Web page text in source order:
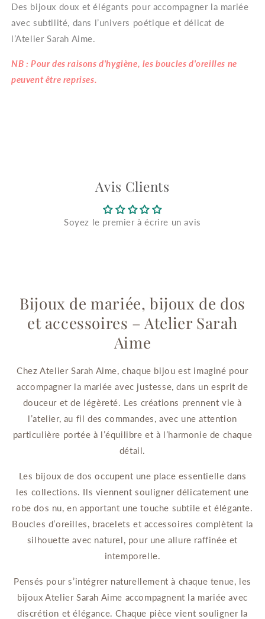
Des bijoux doux et élégants pour accompagner la mariée
avec subtilité, dans l’univers poétique et délicat de
l’Atelier Sarah Aime.
NB : Pour des raisons d'hygiène, les boucles d'oreilles ne
peuvent être reprises.
Avis Clients
Soyez le premier à écrire un avis
Bijoux de mariée, bijoux de dos
et accessoires – Atelier Sarah
Aime
Chez Atelier Sarah Aime, chaque bijou est imaginé pour
accompagner la mariée avec justesse, dans un esprit de
douceur et de légèreté. Les créations prennent vie à
l’atelier, au fil des commandes, avec une attention
particulière portée à l’équilibre et à l’harmonie de chaque
détail.
Les bijoux de dos occupent une place essentielle dans
les collections. Ils viennent souligner délicatement une
robe dos nu, en apportant une touche subtile et élégante.
Boucles d’oreilles, bracelets et accessoires complètent la
silhouette avec naturel, pour une allure raffinée et
intemporelle.
Pensés pour s’intégrer naturellement à chaque tenue, les
bijoux Atelier Sarah Aime accompagnent la mariée avec
discrétion et élégance. Chaque pièce vient souligner la